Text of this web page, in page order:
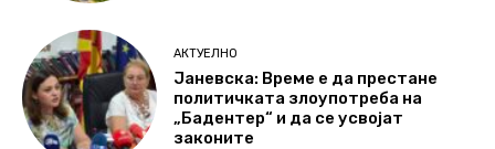
АКТУЕЛНО
Јаневска: Време е да престане
политичката злоупотреба на
„Бадентер“ и да се усвојат
законите